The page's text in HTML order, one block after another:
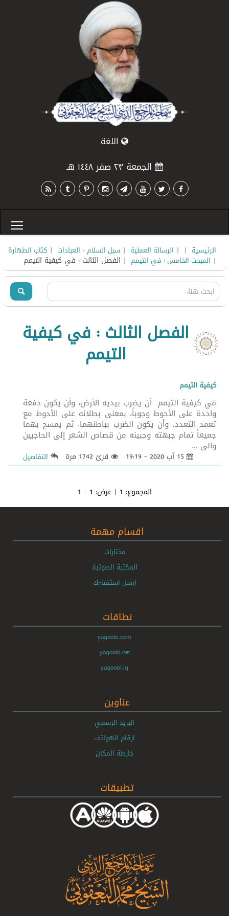
اللغة
الجمعة ٢٣ صفر ١٤٤٨ هـ
الرئيسية |
| الرسالة العملية | سبل السلام - العبادات | كتاب الطهارة
| المبحث الخامس : في التيمم | الفصل الثالث : في كيفية التيمم
الفصل الثالث : في كيفية
التيمم
كيفية التيمم
في كيفية التيمم أن يضرب بيديه الأرض، وأن يكون دفعة
واحدة على الأحوط وجوباً، بمعنى بطلانه على الأحوط مع
تعمد التعدد، وأن يكون الضرب بباطنهما. ثم يمسح بهما
جميعاً تمام جبهته وجبينه من قصاص الشعر إلى الحاجبين
والى ...
قرئ 1742 مرة التفاصيل
المجموع: 1 | عرض: 1 - 1
اقسام مهمة
مختارات
المكتبة الصوتية
ارسل استفتاءك
نطاقات
yaqoobi.com
yaqoobi.net
yaqoobi.iq
عناوين
البريد الرسمي
ارقام الهواتف
خارطة المكان
تطبيقات